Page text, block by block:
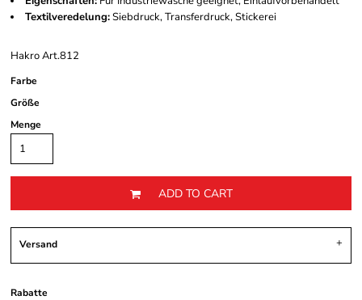
Textilveredelung:Siebdruck, Transferdruck, Stickerei
Hakro Art.812
Farbe
Größe
Menge
ADD TO CART
Versand
Rabatte